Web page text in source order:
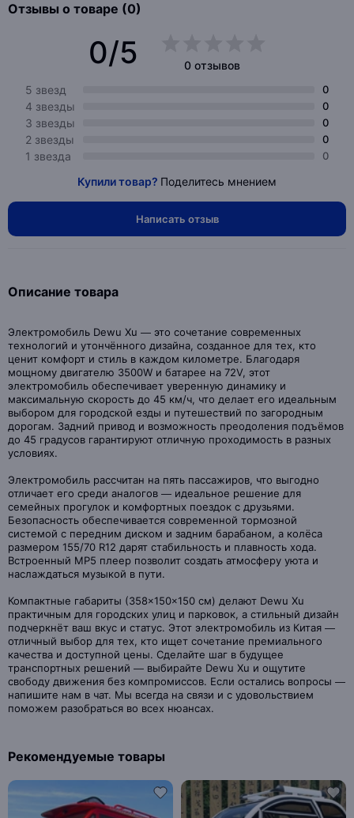
Отзывы о товаре (0)
0/5
0 отзывов
5 звезд
0
4 звезды 0
3 звезды 0
2 звезды 0
1 звезда 0
Купили товар? Поделитесь мнением
Написать отзыв
Описание товара
Электромобиль Dewu Xu — это сочетание современных
технологий и утончённого дизайна, созданное для тех, кто
ценит комфорт и стиль в каждом километре. Благодаря
мощному двигателю 3500W и батарее на 72V, этот
электромобиль обеспечивает уверенную динамику и
максимальную скорость до 45 км/ч, что делает его идеальным
выбором для городской езды и путешествий по загородным
дорогам. Задний привод и возможность преодоления подъёмов
до 45 градусов гарантируют отличную проходимость в разных
условиях.
Электромобиль рассчитан на пять пассажиров, что выгодно
отличает его среди аналогов — идеальное решение для
семейных прогулок и комфортных поездок с друзьями.
Безопасность обеспечивается современной тормозной
системой с передним диском и задним барабаном, а колёса
размером 155/70 R12 дарят стабильность и плавность хода.
Встроенный MP5 плеер позволит создать атмосферу уюта и
наслаждаться музыкой в пути.
Компактные габариты (358×150×150 см) делают Dewu Xu
практичным для городских улиц и парковок, а стильный дизайн
подчеркнёт ваш вкус и статус. Этот электромобиль из Китая —
отличный выбор для тех, кто ищет сочетание премиального
качества и доступной цены. Сделайте шаг в будущее
транспортных решений — выбирайте Dewu Xu и ощутите
свободу движения без компромиссов. Если остались вопросы —
напишите нам в чат. Мы всегда на связи и с удовольствием
поможем разобраться во всех нюансах.
Рекомендуемые товары